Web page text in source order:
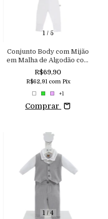
1/ 5
Conjunto Body com Mijão
em Malha de Algodão com
Abertura Kimono Fundo
Expansível e Pé Reversível
Aconchego
R$69,90
R$62,91 com Pix
+1
Comprar
1/4